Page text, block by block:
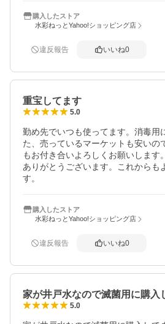
購入したストア
水彩ねっとYahoo!ショッピング店
違反報告 いいね0
重宝してます
5.0
勤め先でいつも使ってます。消毒用
た、売っているマーケットも安いの
もお付き合いよろしくお願いします
ありがとうございます。これからも
す。
購入したストア
水彩ねっとYahoo!ショッピング店
違反報告 いいね0
家が井戸水なので滅菌用に購
5.0